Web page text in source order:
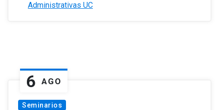
Administrativas UC
6 AGO
Seminarios